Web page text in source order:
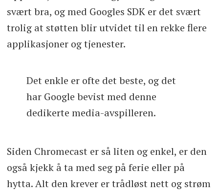
svært bra, og med Googles SDK er det svært
trolig at støtten blir utvidet til en rekke flere
applikasjoner og tjenester.
Det enkle er ofte det beste, og det
har Google bevist med denne
dedikerte media-avspilleren.
Siden Chromecast er så liten og enkel, er den
også kjekk å ta med seg på ferie eller på
hytta. Alt den krever er trådløst nett og strøm